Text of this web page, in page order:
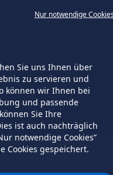
Nur notwendige
Sie uns Ihnen über
zu servieren und
können wir Ihnen bei
und passende
Sie Ihre
ist auch nachträglich
notwendige Cookies”
Cookies gespeichert.